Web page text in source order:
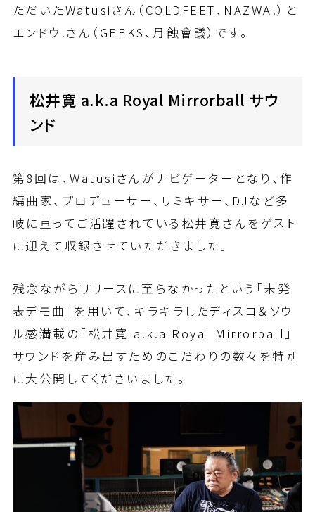
ただいたWatusiさん（COLDFEET、NAZWA!）と
エンドウ.さん（GEEKS、月蝕會議）です。
松井寛 a.k.a Royal Mirrorball サウ
ンド
第8回は、Watusiさんがナビゲーターとなり、作
編曲家、プロデューサー、リミキサー、DJなど多
岐に亘ってご活躍されている松井寛さんをゲスト
に迎えて収録させていただきました。
残念ながらリリースに至らなかったという「未発
表デモ曲」を用いて、キラキラしたディスコ＆ソウ
ル感満載の「松井寛 a.k.a Royal Mirrorball」
サウンドを産み出すためのこだわりの数々を特別
に大公開してくださいました。